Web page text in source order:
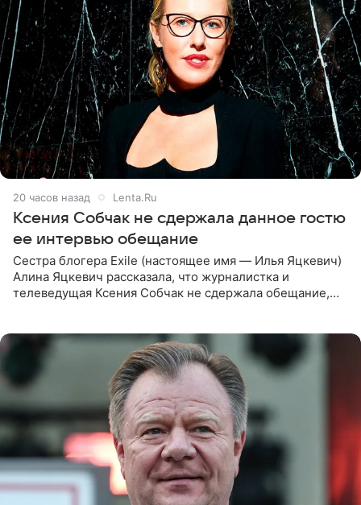
20 часов назад Lenta.Ru
Ксения Собчак не сдержала данное гостю
ее интервью обещание
Сестра блогера Exile (настоящее имя — Илья Яцкевич)
Алина Яцкевич рассказала, что журналистка и
телеведущая Ксения Собчак не сдержала обещание,